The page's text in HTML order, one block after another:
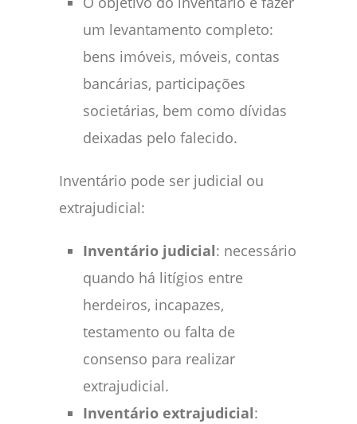
um levantamento completo:
bens imóveis, móveis, contas
bancárias, participações
societárias, bem como dívidas
deixadas pelo falecido.
Inventário pode ser judicial ou
extrajudicial:
Inventário judicial: necessário
quando há litígios entre
herdeiros, incapazes,
testamento ou falta de
consenso para realizar
extrajudicial.
Inventário extrajudicial: